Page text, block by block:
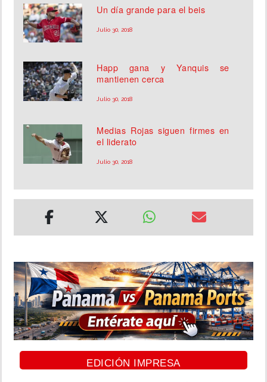
Un día grande para el beis
Julio 30, 2018
Happ gana y Yanquis se
mantienen cerca
Julio 30, 2018
Medias Rojas siguen firmes en
el liderato
Julio 30, 2018
EDICIÓN IMPRESA